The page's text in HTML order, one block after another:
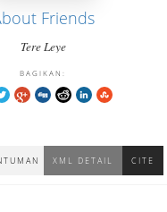
Friends
Tere Leye
XML DETAIL CITE
BAGIKAN: